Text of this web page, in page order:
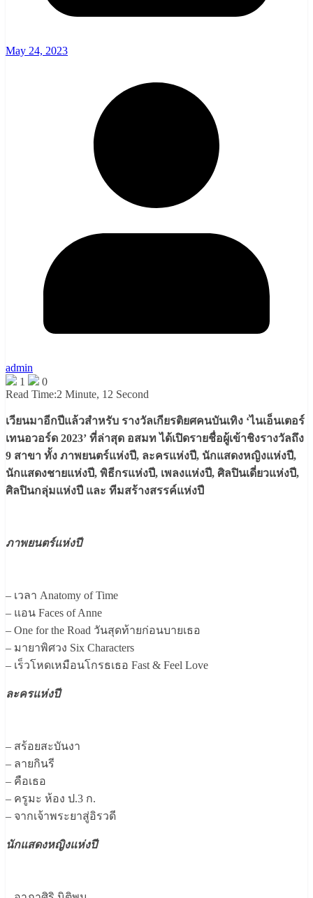
May 24, 2023
admin
1
0
Read Time:2 Minute, 12 Second
เวียนมาอีกปีแล้วสำหรับ รางวัลเกียรติยศคนบันเทิง ‘ไนเอ็นเตอร์
เทนอวอร์ด 2023’ ที่ล่าสุด อสมท ได้เปิดรายชื่อผู้เข้าชิงรางวัลถึง
9 สาขา ทั้ง ภาพยนตร์แห่งปี, ละครแห่งปี, นักแสดงหญิงแห่งปี,
นักแสดงชายแห่งปี, พิธีกรแห่งปี, เพลงแห่งปี, ศิลปินเดี่ยวแห่งปี,
ศิลปินกลุ่มแห่งปี และ ทีมสร้างสรรค์แห่งปี
ภาพยนตร์แห่งปี
– เวลา Anatomy of Time
– แอน Faces of Anne
– One for the Road วันสุดท้ายก่อนบายเธอ
– มายาพิศวง Six Characters
– เร็วโหดเหมือนโกรธเธอ Fast & Feel Love
ละครแห่งปี
– สร้อยสะบันงา
– ลายกินรี
– คือเธอ
– ครูมะ ห้อง ป.3 ก.
– จากเจ้าพระยาสู่อิรวดี
นักแสดงหญิงแห่งปี